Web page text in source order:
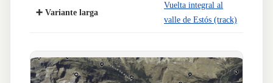
➕ Variante larga
Vuelta integral al
valle de Estós (track)